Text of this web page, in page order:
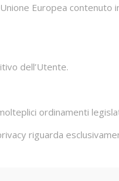
Europea
dell’Utente.
ordinamenti
riguarda